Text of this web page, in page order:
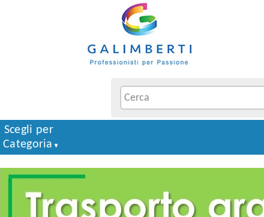
Scegli per
Categoria